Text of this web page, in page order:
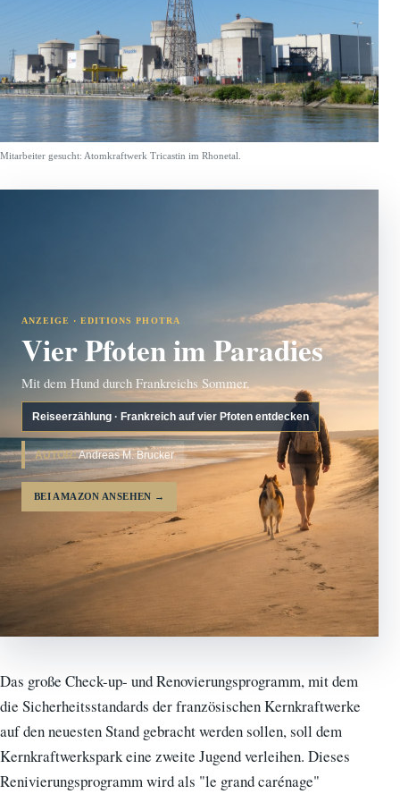
Mitarbeiter gesucht: Atomkraftwerk Tricastin im Rhonetal.
ANZEIGE · EDITIONS PHOTRA
Vier Pfoten im Paradies
Mit dem Hund durch Frankreichs Sommer.
Reiseerzählung · Frankreich auf vier Pfoten entdecken
AUTOR:Andreas M. Brucker
BEI AMAZON ANSEHEN →
Das große Check-up- und Renovierungsprogramm, mit dem
die Sicherheitsstandards der französischen Kernkraftwerke
auf den neuesten Stand gebracht werden sollen, soll dem
Kernkraftwerkspark eine zweite Jugend verleihen. Dieses
Renivierungsprogramm wird als "le grand carénage"